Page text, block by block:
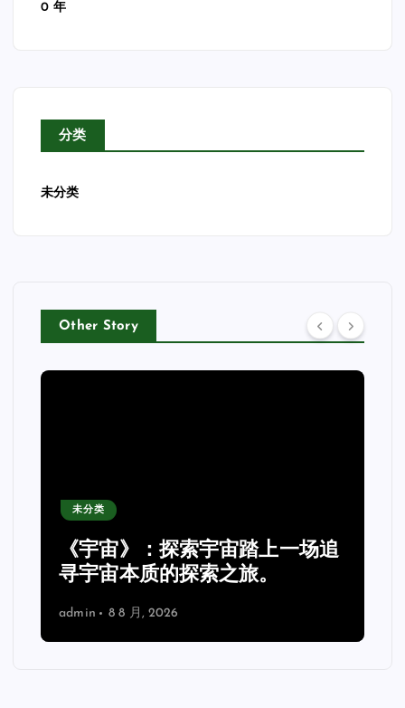
0 年
分类
未分类
Other Story
未分类
《宇宙》：探索宇宙踏上一场追
寻宇宙本质的探索之旅。
admin 8 8 月, 2026